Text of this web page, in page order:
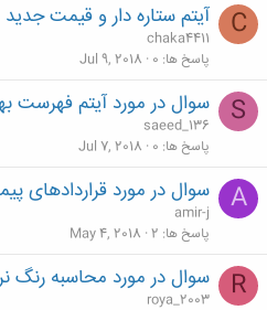
C آیتم ستاره دار و قیمت جدید
chaka4411
پاسخ ها 0
Jul 9, 2018
S سوال در مورد آیتم فهرست
saeed_136
پاسخ ها 0
Jul 7, 2018
A سوال در مورد قراردادهای
amir-j
پاسخ ها 2
May 4, 2018
R سوال در مورد محاسبه رنگ
roya_2003